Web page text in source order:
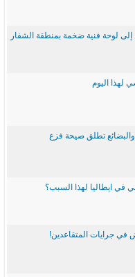
لوحة فنية ضخمة بمنطقة الشفار
لهذا اليوم
والبضائع تطلق صيحة فزع
في ايطاليا لهذا السبب؟
في جرايات المتقاعدين!